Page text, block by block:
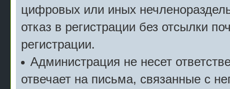
цифровых или иных
отказ в регистрации без отсылки
регистрации.
Администрация не несет
отвечает на письма, связанные с